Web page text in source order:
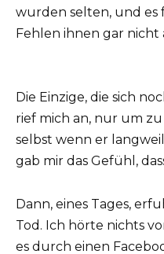
wurden selten, und es
Fehlen ihnen gar nicht
Die Einzige, die sich
rief mich an, nur um
selbst wenn er
gab mir das Gefühl,
Dann, eines Tages,
Tod. Ich hörte nichts
es durch einen